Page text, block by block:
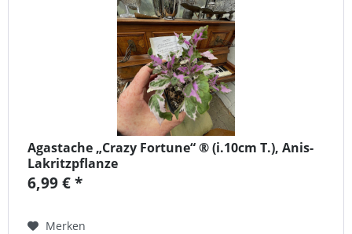
Agastache „Crazy Fortune“ ® (i.10cm T.), Anis-
Lakritzpflanze
6,99 € *
Merken